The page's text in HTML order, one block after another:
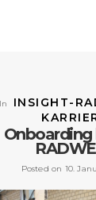
In
INSIGHT-
Onboarding
Posted on 10.